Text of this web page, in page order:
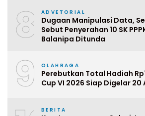
8 ADVETORIAL
Dugaan Manipulasi Data,
Sebut Penyerahan 10 SK
Balanipa Ditunda
9 OLAHRAGA
Perebutkan Total Hadiah
Cup VI 2026 Siap Digelar
BERITA